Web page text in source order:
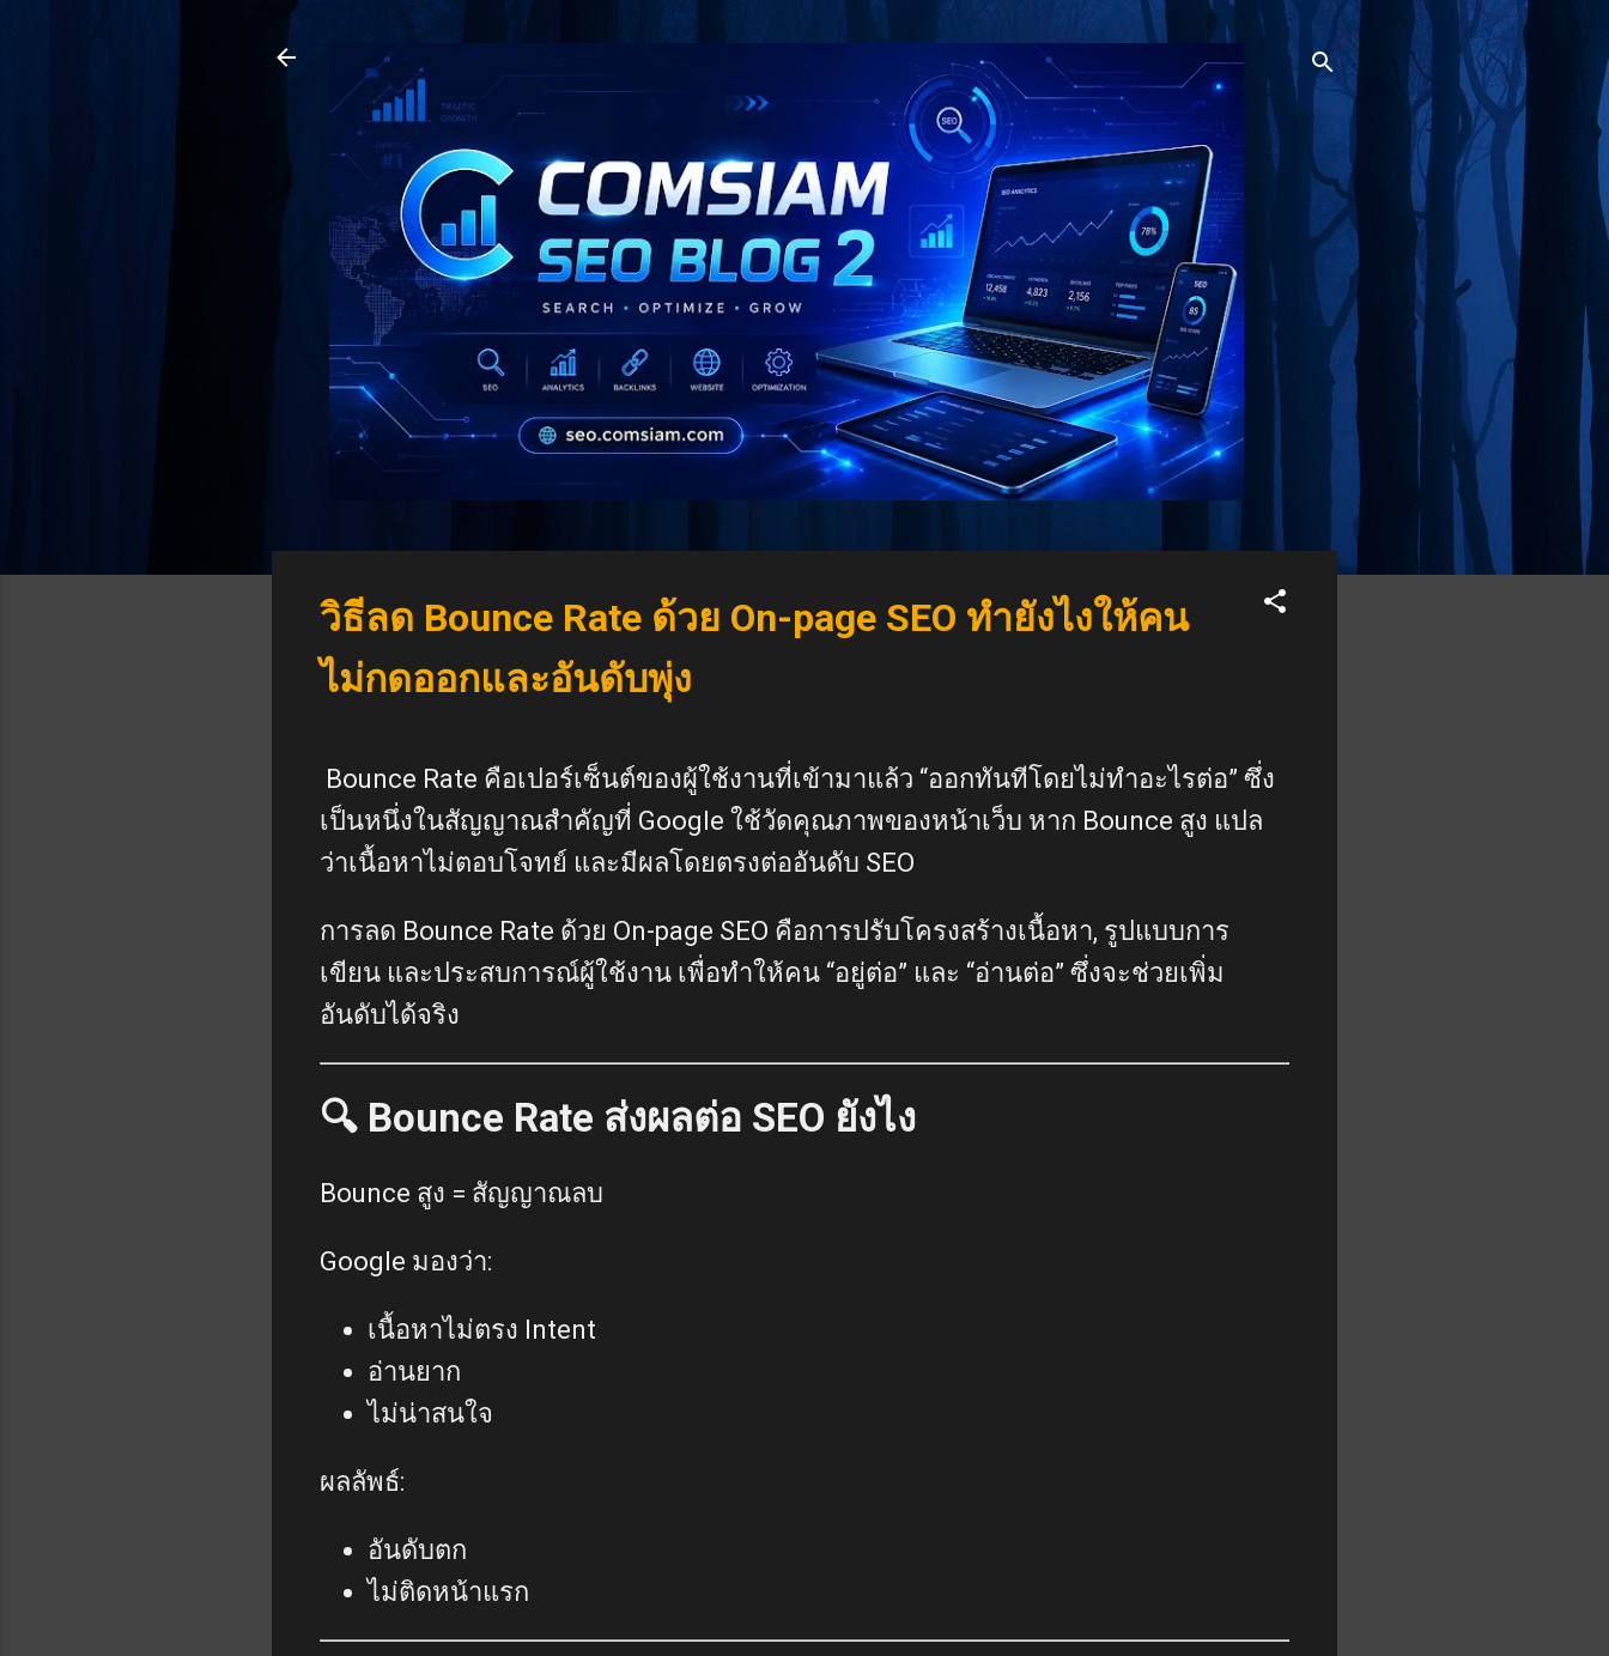
วิธีลด Bounce Rate ด้วย On-page SEO ทำยังไงให้คน
ไม่กดออกและอันดับพุ่ง
Bounce Rate คือเปอร์เซ็นต์ของผู้ใช้งานที่เข้ามาแล้ว “ออกทันทีโดยไม่ทำอะไรต่อ” ซึ่ง
เป็นหนึ่งในสัญญาณสำคัญที่ Google ใช้วัดคุณภาพของหน้าเว็บ หาก Bounce สูง แปล
ว่าเนื้อหาไม่ตอบโจทย์ และมีผลโดยตรงต่ออันดับ SEO
การลด Bounce Rate ด้วย On-page SEO คือการปรับโครงสร้างเนื้อหา, รูปแบบการ
เขียน และประสบการณ์ผู้ใช้งาน เพื่อทำให้คน “อยู่ต่อ” และ “อ่านต่อ” ซึ่งจะช่วยเพิ่ม
อันดับได้จริง
🔍 Bounce Rate ส่งผลต่อ SEO ยังไง
Bounce สูง = สัญญาณลบ
Google มองว่า:
เนื้อหาไม่ตรง Intent
อ่านยาก
ไม่น่าสนใจ
ผลลัพธ์:
อันดับตก
ไม่ติดหน้าแรก